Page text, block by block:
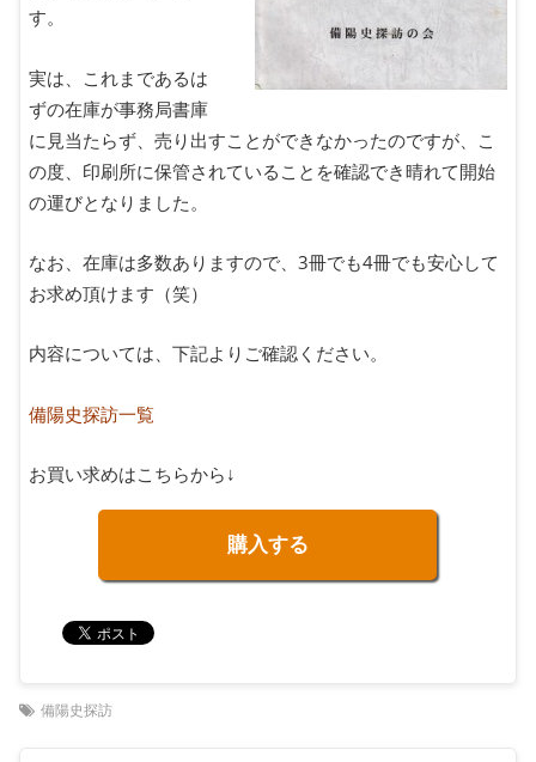
す。
実は、これまであるは
ずの在庫が事務局書庫
に見当たらず、売り出すことができなかったのですが、こ
の度、印刷所に保管されていることを確認でき晴れて開始
の運びとなりました。
なお、在庫は多数ありますので、3冊でも4冊でも安心して
お求め頂けます（笑）
内容については、下記よりご確認ください。
備陽史探訪一覧
お買い求めはこちらから↓
購入する
備陽史探訪